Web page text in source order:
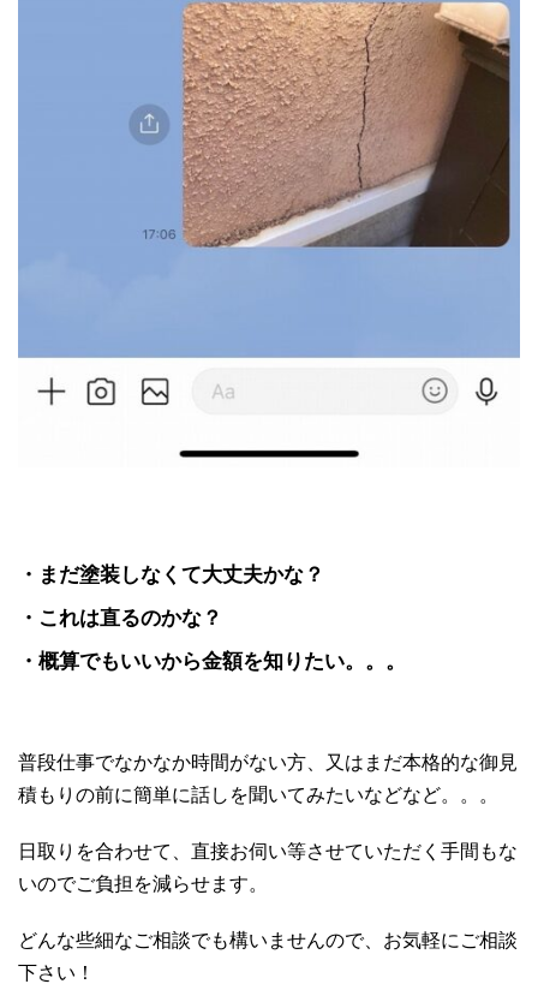
・まだ塗装しなくて大丈夫かな？
・これは直るのかな？
・概算でもいいから金額を知りたい。。。
普段仕事でなかなか時間がない方、又はまだ本格的な御見
積もりの前に簡単に話しを聞いてみたいなどなど。。。
日取りを合わせて、直接お伺い等させていただく手間もな
いのでご負担を減らせます。
どんな些細なご相談でも構いませんので、お気軽にご相談
下さい！